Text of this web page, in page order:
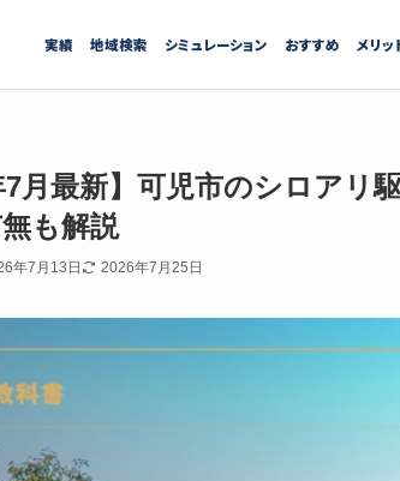
実績 地域検索 シミュレーション おすすめ メリッ
7月最新】可児市のシロアリ
も解説
年7月13日 2026年7月25日